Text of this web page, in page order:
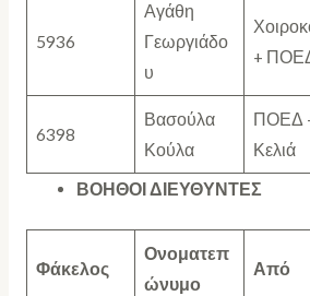
5936
Αγάθη
Γεωργιάδο
υ
+
6398
Βασούλα
Κούλα
ΠΟΕΔ
Κελιά
ΒΟΗΘΟΙ ΔΙΕΥΘΥΝΤΕΣ
Φάκελος
Ονοματεπ
ώνυμο
Από